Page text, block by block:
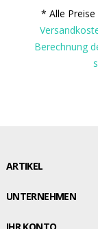
* Alle
Berechnung
ARTIKEL
UNTERNEHMEN